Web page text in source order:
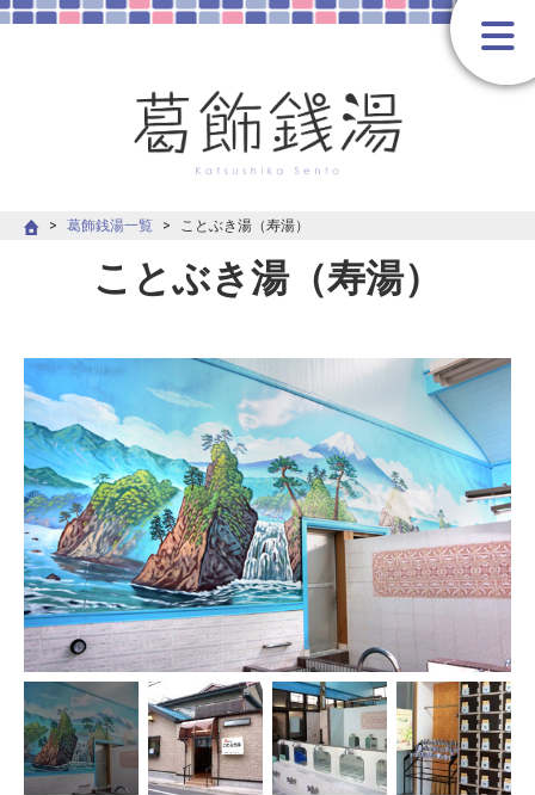
葛飾銭湯一覧 ことぶき湯（寿湯）
ことぶき湯（寿湯）